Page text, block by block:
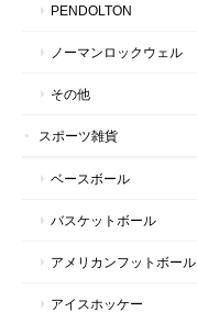
PENDOLTON
ノーマンロックウェル
その他
スポーツ雑貨
ベースボール
バスケットボール
アメリカンフットボール
アイスホッケー